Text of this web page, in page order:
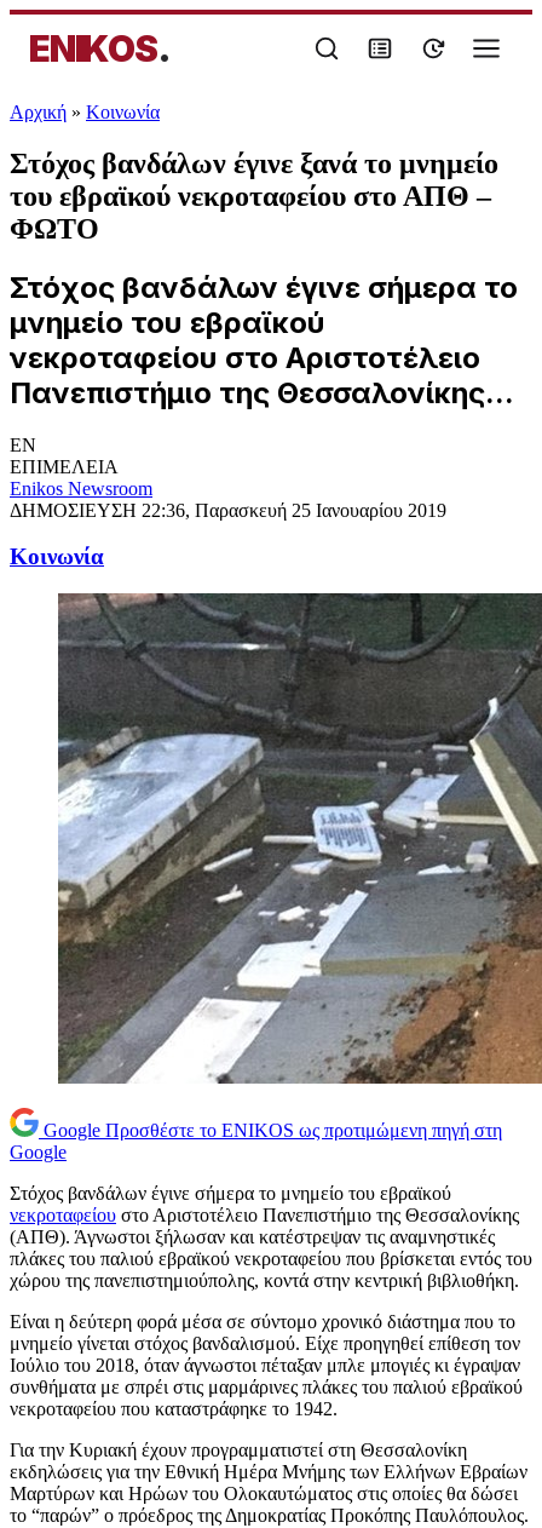
ENIKOS.
Αρχική » Κοινωνία
Στόχος βανδάλων έγινε ξανά το μνημείο
του εβραϊκού νεκροταφείου στο ΑΠΘ –
ΦΩΤΟ
Στόχος βανδάλων έγινε σήμερα το
μνημείο του εβραϊκού
νεκροταφείου στο Αριστοτέλειο
Πανεπιστήμιο της Θεσσαλονίκης...
EN
ΕΠΙΜΕΛΕΙΑ
Enikos Newsroom
ΔΗΜΟΣΙΕΥΣΗ 22:36, Παρασκευή 25 Ιανουαρίου 2019
Κοινωνία
Google Προσθέστε το ENIKOS ως προτιμώμενη πηγή στη
Google
Στόχος βανδάλων έγινε σήμερα το μνημείο του εβραϊκού
νεκροταφείου στο Αριστοτέλειο Πανεπιστήμιο της Θεσσαλονίκης
(ΑΠΘ). Άγνωστοι ξήλωσαν και κατέστρεψαν τις αναμνηστικές
πλάκες του παλιού εβραϊκού νεκροταφείου που βρίσκεται εντός του
χώρου της πανεπιστημιούπολης, κοντά στην κεντρική βιβλιοθήκη.
Είναι η δεύτερη φορά μέσα σε σύντομο χρονικό διάστημα που το
μνημείο γίνεται στόχος βανδαλισμού. Είχε προηγηθεί επίθεση τον
Ιούλιο του 2018, όταν άγνωστοι πέταξαν μπλε μπογιές κι έγραψαν
συνθήματα με σπρέι στις μαρμάρινες πλάκες του παλιού εβραϊκού
νεκροταφείου που καταστράφηκε το 1942.
Για την Κυριακή έχουν προγραμματιστεί στη Θεσσαλονίκη
εκδηλώσεις για την Εθνική Ημέρα Μνήμης των Ελλήνων Εβραίων
Μαρτύρων και Ηρώων του Ολοκαυτώματος στις οποίες θα δώσει
το “παρών” ο πρόεδρος της Δημοκρατίας Προκόπης Παυλόπουλος.